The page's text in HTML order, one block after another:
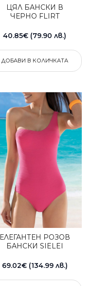
ЦЯЛ БАНСКИ В
ЧЕРНО FLIRT
40.85€ (79.90 лв.)
ДОБАВИ В КОЛИЧКАТА
ЕЛЕГАНТЕН РОЗОВ
БАНСКИ SIELEI
69.02€ (134.99 лв.)